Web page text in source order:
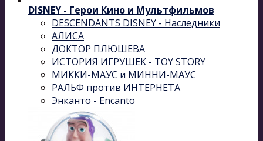
DISNEY - Герои Кино и Мультфильмов
DESCENDANTS DISNEY - Наследники
АЛИСА
ДОКТОР ПЛЮШЕВА
ИСТОРИЯ ИГРУШЕК - TOY STORY
МИККИ-МАУС и МИННИ-МАУС
РАЛЬФ против ИНТЕРНЕТА
Энканто - Encanto